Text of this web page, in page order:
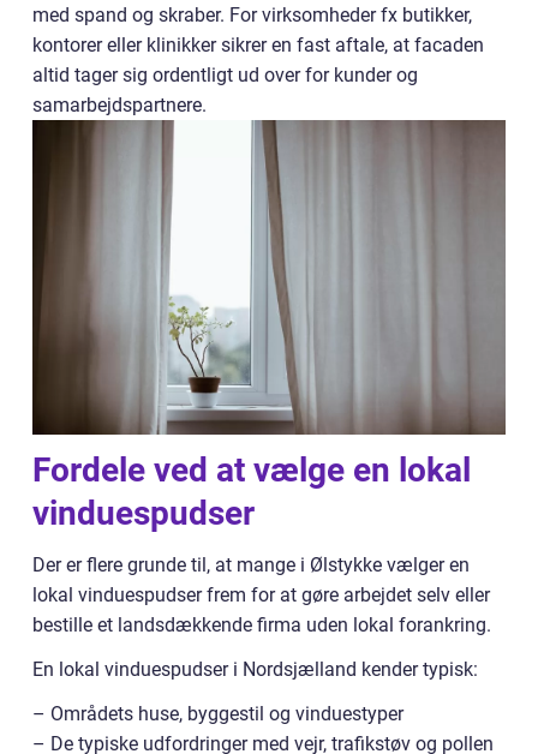
med spand og skraber. For virksomheder fx butikker,
kontorer eller klinikker sikrer en fast aftale, at facaden
altid tager sig ordentligt ud over for kunder og
samarbejdspartnere.
Fordele ved at vælge en lokal
vinduespudser
Der er flere grunde til, at mange i Ølstykke vælger en
lokal vinduespudser frem for at gøre arbejdet selv eller
bestille et landsdækkende firma uden lokal forankring.
En lokal vinduespudser i Nordsjælland kender typisk:
– Områdets huse, byggestil og vinduestyper
– De typiske udfordringer med vejr, trafikstøv og pollen